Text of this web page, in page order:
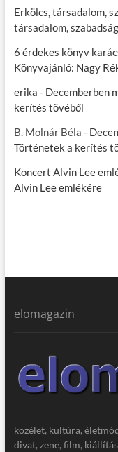
Erkölcs, társadalom,
társadalom, szabadság
6 érdekes könyv
Könyvajánló: Nagy
erika - Decemberben
kerítés tövéből
B. Molnár Béla -
Történetek a kerítés
Koncert Alvin Lee
Alvin Lee emlékére
elomagazin
közélet, kultúra,
divat, zene, film,